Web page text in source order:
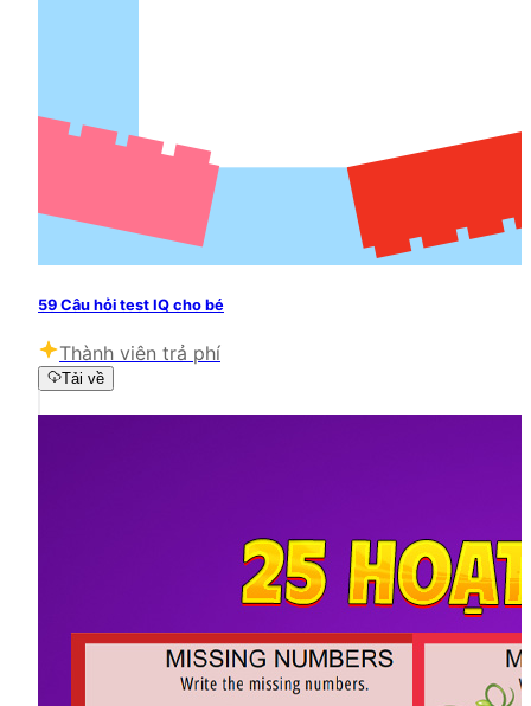
59 Câu hỏi test IQ cho bé
Thành viên trả phí
Tải về